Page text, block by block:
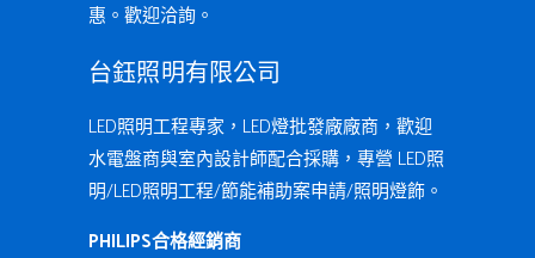
惠。歡迎洽詢。
台鈺照明有限公司
LED照明工程專家，LED燈批發廠廠商，歡迎
水電盤商與室內設計師配合採購，專營 LED照
明/LED照明工程/節能補助案申請/照明燈飾。
PHILIPS合格經銷商